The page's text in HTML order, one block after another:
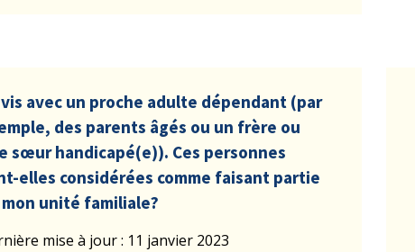
avec un proche adulte dépendant (par
des parents âgés ou un frère ou
sœur handicapé(e)). Ces personnes
elles considérées comme faisant partie
unité familiale?
mise à jour : 11 janvier 2023